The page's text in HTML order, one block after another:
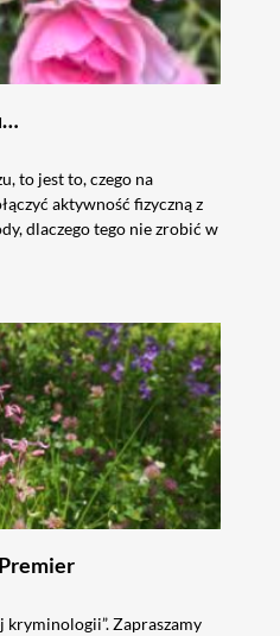
to jest to, czego na
aktywność fizyczną z
dlaczego tego nie zrobić w
Zapraszamy